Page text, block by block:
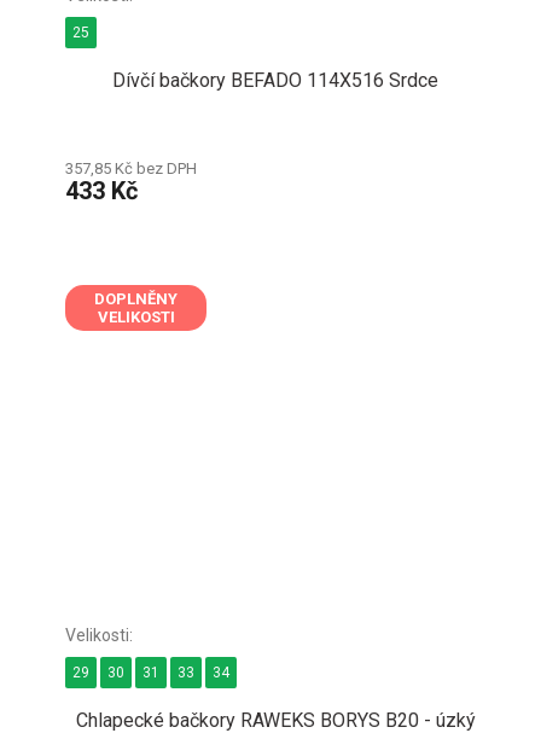
Dívčí bačkory BEFADO 114X516 Srdce
357,85 Kč bez DPH
433 Kč
25
DOPLNĚNY
VELIKOSTI
Chlapecké bačkory RAWEKS BORYS B20 - úzký
29 30 31 33 34